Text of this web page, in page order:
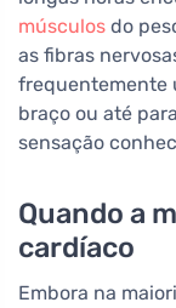
músculos do
as fibras
frequentemente
braço ou até
sensação
Quando a
cardíaco
Embora na